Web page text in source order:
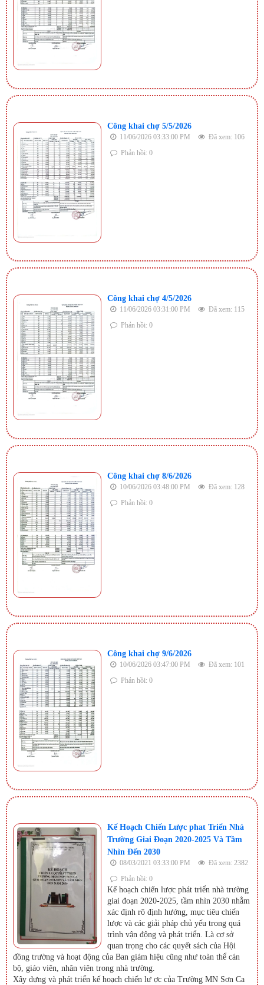
Công khai chợ 5/5/2026
11/06/2026 03:33:00 PM
Đã xem: 106
Phản hồi: 0
Công khai chợ 4/5/2026
11/06/2026 03:31:00 PM
Đã xem: 115
Phản hồi: 0
Công khai chợ 8/6/2026
10/06/2026 03:48:00 PM
Đã xem: 128
Phản hồi: 0
Công khai chợ 9/6/2026
10/06/2026 03:47:00 PM
Đã xem: 101
Phản hồi: 0
Kế Hoạch Chiến Lược phat Triển Nhà
Trường Giai Đoạn 2020-2025 Và Tầm
Nhìn Đến 2030
08/03/2021 03:33:00 PM
Đã xem: 2382
Phản hồi: 0
Kế hoạch chiến lược phát triển nhà trường
giai đoạn 2020-2025, tầm nhìn 2030 nhằm
xác định rõ định hướng, mục tiêu chiến
lược và các giải pháp chủ yếu trong quá
trình vận động và phát triển. Là cơ sở
quan trọng cho các quyết sách của Hội
đồng trường và hoạt động của Ban giám hiệu cũng như toàn thể cán
bộ, giáo viên, nhân viên trong nhà trường.
Xây dựng và phát triển kế hoạch chiến lư ợc của Trường MN Sơn Ca